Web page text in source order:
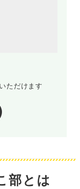
ただけます
部とは